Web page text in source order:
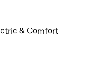
& Comfort